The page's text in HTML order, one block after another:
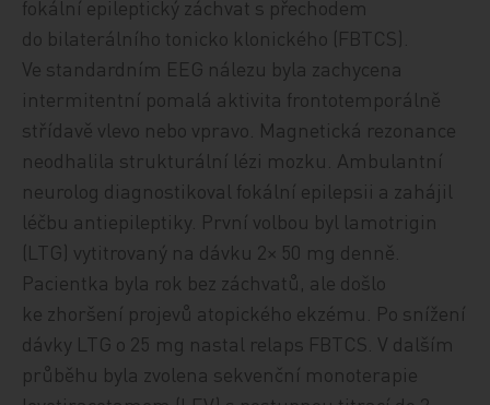
fokální epileptický záchvat s přechodem
do bilaterálního tonicko klonického (FBTCS).
Ve standardním EEG nálezu byla zachycena
intermitentní pomalá aktivita frontotemporálně
střídavě vlevo nebo vpravo. Magnetická rezonance
neodhalila strukturální lézi mozku. Ambulantní
neurolog diagnostikoval fokální epilepsii a zahájil
léčbu antiepileptiky. První volbou byl lamotrigin
(LTG) vytitrovaný na dávku 2× 50 mg denně.
Pacientka byla rok bez záchvatů, ale došlo
ke zhoršení projevů atopického ekzému. Po snížení
dávky LTG o 25 mg nastal relaps FBTCS. V dalším
průběhu byla zvolena sekvenční monoterapie